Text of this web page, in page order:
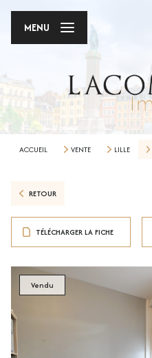
MENU
ACCUEIL VENTE LILLE
RETOUR
TÉLÉCHARGER LA FICHE
Vendu